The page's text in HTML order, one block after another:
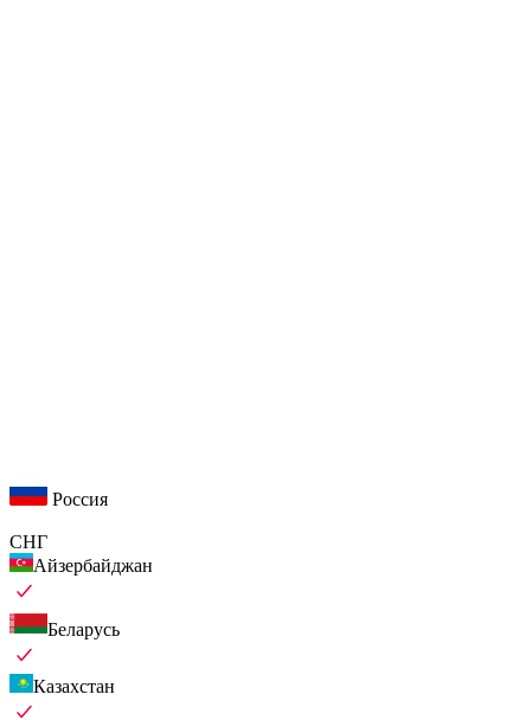
Россия
СНГ
Айзербайджан
Беларусь
Казахстан